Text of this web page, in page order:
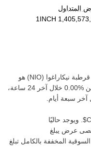
المتداول
قرطبة نيكاراغوا (‏
NIO) هو
خلال آخر 24 ساعة،
آخر سبعة أيام.
. ويوجد حاليًا
عرض يبلغ
المخففة بالكامل تبلغ